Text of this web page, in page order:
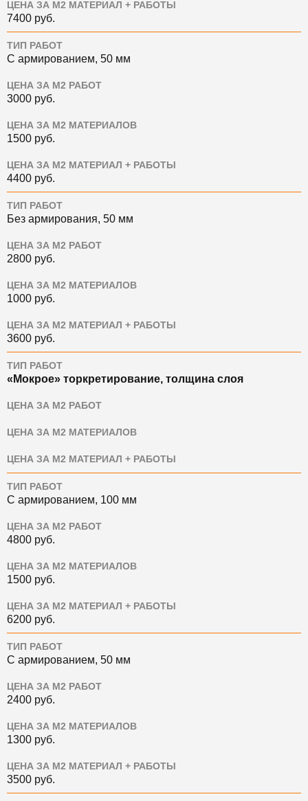
ЦЕНА ЗА М2 МАТЕРИАЛ + РАБОТЫ
7400 руб.
ТИП РАБОТ
С армированием, 50 мм
ЦЕНА ЗА М2 РАБОТ
3000 руб.
ЦЕНА ЗА М2 МАТЕРИАЛОВ
1500 руб.
ЦЕНА ЗА М2 МАТЕРИАЛ + РАБОТЫ
4400 руб.
ТИП РАБОТ
Без армирования, 50 мм
ЦЕНА ЗА М2 РАБОТ
2800 руб.
ЦЕНА ЗА М2 МАТЕРИАЛОВ
1000 руб.
ЦЕНА ЗА М2 МАТЕРИАЛ + РАБОТЫ
3600 руб.
ТИП РАБОТ
«Мокрое» торкретирование, толщина слоя
ЦЕНА ЗА М2 РАБОТ
ЦЕНА ЗА М2 МАТЕРИАЛОВ
ЦЕНА ЗА М2 МАТЕРИАЛ + РАБОТЫ
ТИП РАБОТ
С армированием, 100 мм
ЦЕНА ЗА М2 РАБОТ
4800 руб.
ЦЕНА ЗА М2 МАТЕРИАЛОВ
1500 руб.
ЦЕНА ЗА М2 МАТЕРИАЛ + РАБОТЫ
6200 руб.
ТИП РАБОТ
С армированием, 50 мм
ЦЕНА ЗА М2 РАБОТ
2400 руб.
ЦЕНА ЗА М2 МАТЕРИАЛОВ
1300 руб.
ЦЕНА ЗА М2 МАТЕРИАЛ + РАБОТЫ
3500 руб.